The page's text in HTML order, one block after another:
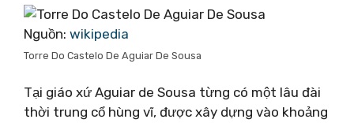
Nguồn: wikipedia
Torre Do Castelo De Aguiar De Sousa
Tại giáo xứ Aguiar de Sousa từng có một lâu đài
thời trung cổ hùng vĩ, được xây dựng vào khoảng